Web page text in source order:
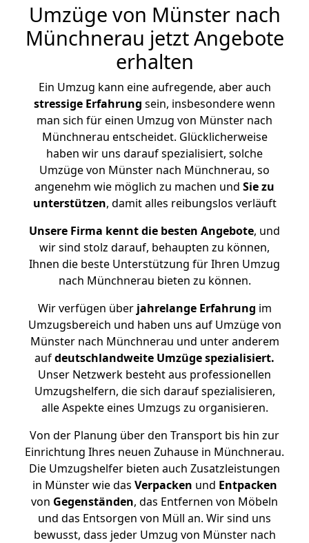
Umzüge von Münster nach
Münchnerau jetzt Angebote
erhalten
Ein Umzug kann eine aufregende, aber auch
stressige Erfahrung sein, insbesondere wenn
man sich für einen Umzug von Münster nach
Münchnerau entscheidet. Glücklicherweise
haben wir uns darauf spezialisiert, solche
Umzüge von Münster nach Münchnerau, so
angenehm wie möglich zu machen und Sie zu
unterstützen, damit alles reibungslos verläuft
Unsere Firma kennt die besten Angebote, und
wir sind stolz darauf, behaupten zu können,
Ihnen die beste Unterstützung für Ihren Umzug
nach Münchnerau bieten zu können.
Wir verfügen überjahrelange Erfahrung im
Umzugsbereich und haben uns auf Umzüge von
Münster nach Münchnerau und unter anderem
aufdeutschlandweite Umzüge spezialisiert.
Unser Netzwerk besteht aus professionellen
Umzugshelfern, die sich darauf spezialisieren,
alle Aspekte eines Umzugs zu organisieren.
Von der Planung über den Transport bis hin zur
Einrichtung Ihres neuen Zuhause in Münchnerau.
Die Umzugshelfer bieten auch Zusatzleistungen
in Münster wie das Verpacken und Entpacken
von Gegenständen, das Entfernen von Möbeln
und das Entsorgen von Müll an. Wir sind uns
bewusst, dass jeder Umzug von Münster nach